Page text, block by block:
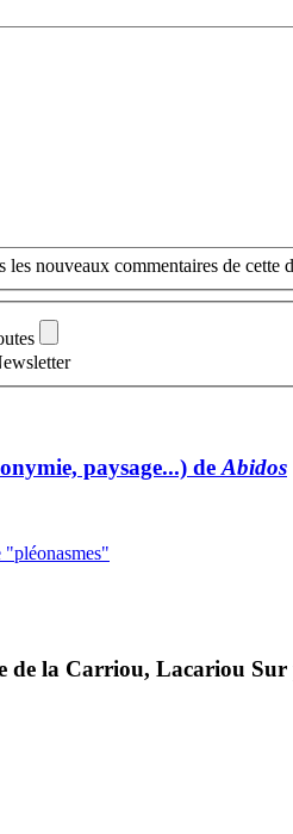
les nouveaux commentaires de cette
paysage...) de Abidos
de la Carriou, Lacariou